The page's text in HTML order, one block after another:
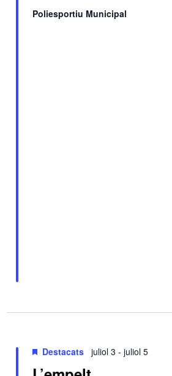
Poliesportiu Municipal
Destacats juliol 3 - juliol 5